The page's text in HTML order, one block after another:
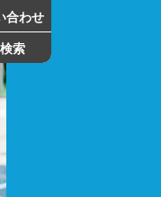
合わせ
検索